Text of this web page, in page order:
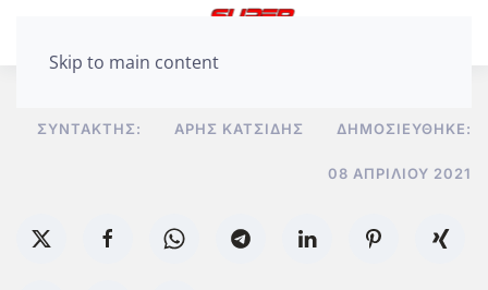
Skip to main content
ΣΥΝΤΆΚΤΗΣ: ΆΡΗΣ ΚΑΤΣΊΔΗΣ ΔΗΜΟΣΙΕΎΘΗΚΕ:
08 ΑΠΡΙΛΊΟΥ 2021